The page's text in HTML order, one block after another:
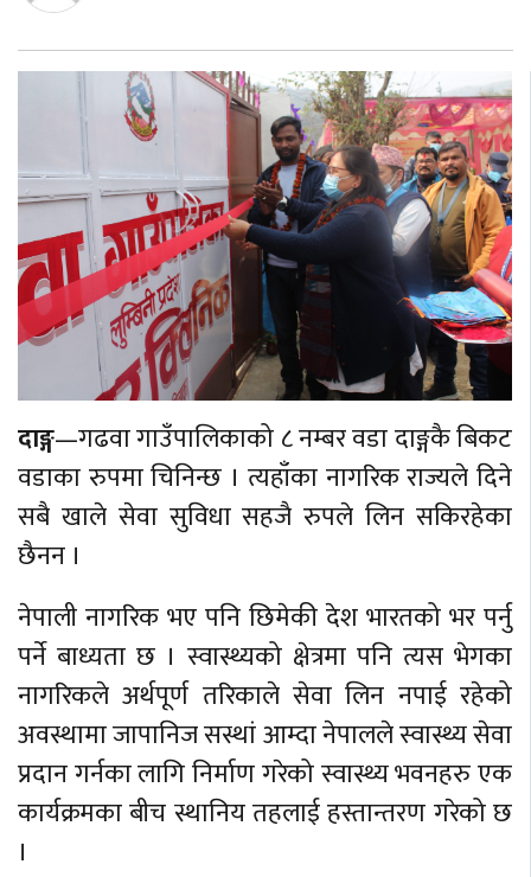
दाङ्ग—गढवा गाउँपालिकाको ८ नम्बर वडा दाङ्गकै बिकट
वडाका रुपमा चिनिन्छ । त्यहाँका नागरिक राज्यले दिने
सबै खाले सेवा सुविधा सहजै रुपले लिन सकिरहेका
छैनन ।
नेपाली नागरिक भए पनि छिमेकी देश भारतको भर पर्नु
पर्ने बाध्यता छ । स्वास्थ्यको क्षेत्रमा पनि त्यस भेगका
नागरिकले अर्थपूर्ण तरिकाले सेवा लिन नपाई रहेको
अवस्थामा जापानिज सस्थां आम्दा नेपालले स्वास्थ्य सेवा
प्रदान गर्नका लागि निर्माण गरेको स्वास्थ्य भवनहरु एक
कार्यक्रमका बीच स्थानिय तहलाई हस्तान्तरण गरेको छ
।